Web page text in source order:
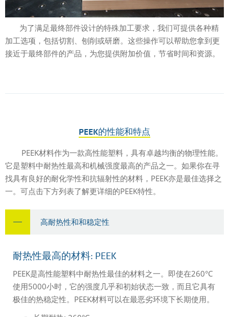
为了满足最终部件设计的特殊加工要求，我们可提供各种精
加工选项，包括切割、刨削或研磨。这些操作可以帮助您拿到更
接近于最终部件的产品，为您提供附加价值，节省时间和资源。
PEEK的性能和特点
PEEK材料作为一款高性能塑料，具有卓越均衡的物理性能。
它是塑料中耐热性最高和机械强度最高的产品之一。如果你在寻
找具有良好的耐化学性和抗辐射性的材料，PEEK亦是最佳选择之
一。可点击下方列表了解更详细的PEEK特性。
高耐热性和和稳定性
耐热性最高的材料: PEEK
PEEK是高性能塑料中耐热性最佳的材料之一。即使在260°C
使用5000小时，它的强度几乎和初始状态一致，而且它具有
极佳的热稳定性。PEEK材料可以在最恶劣环境下长期使用。